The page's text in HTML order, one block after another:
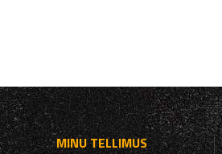
MINU TELLIMUS